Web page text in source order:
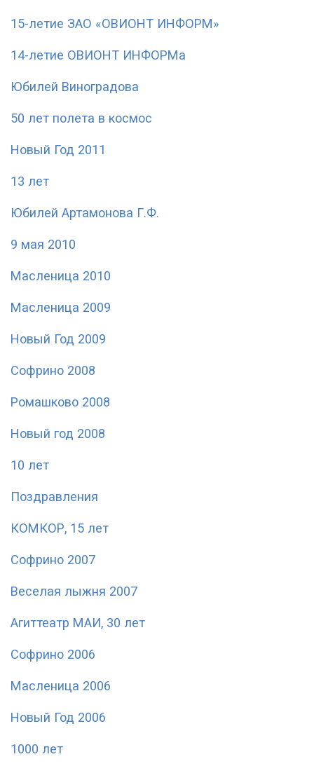
15-летие ЗАО «ОВИОНТ ИНФОРМ»
14-летие ОВИОНТ ИНФОРМа
Юбилей Виноградова
50 лет полета в космос
Новый Год 2011
13 лет
Юбилей Артамонова Г.Ф.
9 мая 2010
Масленица 2010
Масленица 2009
Новый Год 2009
Софрино 2008
Ромашково 2008
Новый год 2008
10 лет
Поздравления
КОМКОР, 15 лет
Софрино 2007
Веселая лыжня 2007
Агиттеатр МАИ, 30 лет
Софрино 2006
Масленица 2006
Новый Год 2006
1000 лет